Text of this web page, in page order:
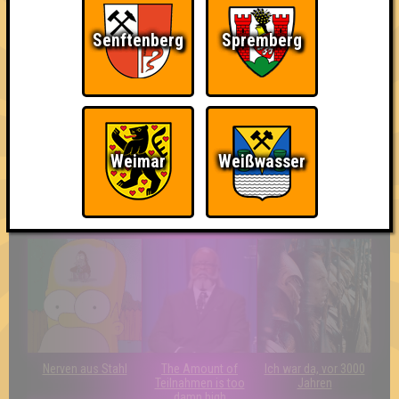
Teil der Oberschicht Erster! Streber
keine Opfer
Euch!
Nerven aus Stahl
The Amount of
Teilnahmen is too
Ich war da, vor 3000
Jahren
Senftenberg Spremberg
Weimar Weißwasser